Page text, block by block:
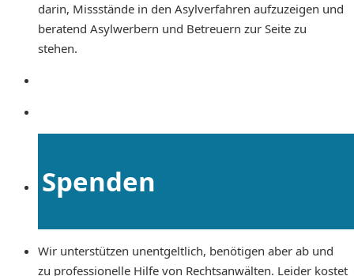
darin, Missstände in den Asylverfahren aufzuzeigen und
beratend Asylwerbern und Betreuern zur Seite zu
stehen.
Spenden
Wir unterstützen unentgeltlich, benötigen aber ab und
zu professionelle Hilfe von Rechtsanwälten. Leider kostet